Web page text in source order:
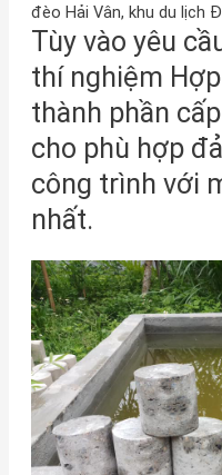
đèo Hải Vân, khu du lịch
Tùy vào yêu
thí nghiệm
thành phần
cho phù hợp
công trình với
nhất.